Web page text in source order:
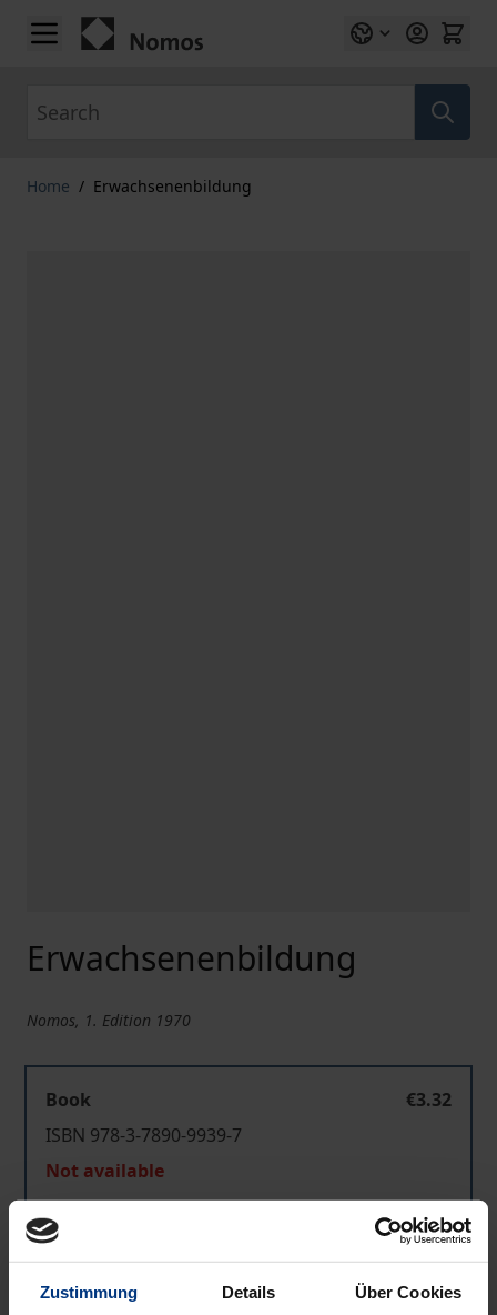
Zustimmung Details Über Cookies
Skip to Content
Home / Erwachsenenbildung
Erwachsenenbildung
Nomos, 1. Edition 1970
Book
€3.32
ISBN 978-3-7890-9939-7
Not available
Add to Cart
Add to Wish List